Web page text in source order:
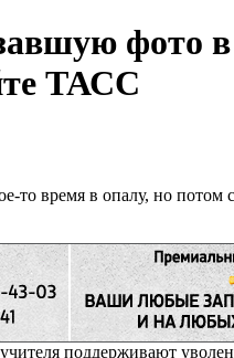
фото
ТАСС
то время в опалу, но потом
поддерживают